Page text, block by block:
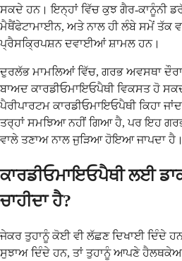
ਸਕਦੇ ਹਨ। ਇਨ੍ਹਾਂ ਵਿੱਚ ਕੁਝ ਗੈਰ-ਕਾਨੂੰਨੀ
ਮੈਥੈਂਫੇਟਾਮਾਈਨ, ਅਤੇ ਨਾਲ ਹੀ ਲੰਬੇ ਸਮੇਂ ਤੱਕ
ਪ੍ਰੈਸਕ੍ਰਿਪਸ਼ਨ ਦਵਾਈਆਂ ਸ਼ਾਮਲ ਹਨ।
ਦੁਰਲੱਭ ਮਾਮਲਿਆਂ ਵਿੱਚ, ਗਰਭ ਅਵਸਥਾ
ਬਾਅਦ ਕਾਰਡੀਓਮਾਇਓਪੈਥੀ ਵਿਕਸਤ ਹੋ
ਪੈਰੀਪਾਰਟਮ ਕਾਰਡੀਓਮਾਇਓਪੈਥੀ ਕਿਹਾ
ਤਰ੍ਹਾਂ ਸਮਝਿਆ ਨਹੀਂ ਗਿਆ ਹੈ, ਪਰ ਇਹ
ਵਾਲੇ ਤਣਾਅ ਨਾਲ ਜੁੜਿਆ ਹੋਇਆ ਜਾਪਦਾ ਹੈ।
ਕਾਰਡੀਓਮਾਇਓਪੈਥੀ ਲਈ
ਚਾਹੀਦਾ ਹੈ?
ਜੇਕਰ ਤੁਹਾਨੂੰ ਕੋਈ ਵੀ ਲੱਛਣ ਦਿਖਾਈ ਦਿੰਦੇ
ਸੁਝਾਅ ਦਿੰਦੇ ਹਨ, ਤਾਂ ਤੁਹਾਨੂੰ ਆਪਣੇ